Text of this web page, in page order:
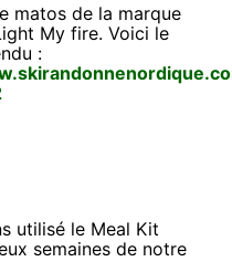
matos de la marque
My fire. Voici le
:
utilisé le Meal Kit
semaines de notre